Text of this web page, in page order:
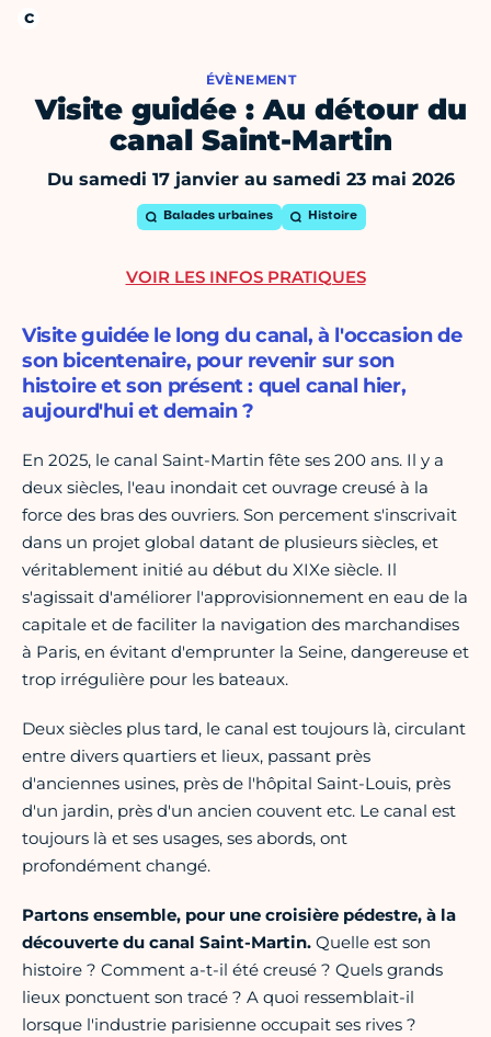
ÉVÈNEMENT
Visite guidée : Au détour du
canal Saint-Martin
Du samedi 17 janvier au samedi 23 mai 2026
Balades urbaines Histoire
Visite guidée le long du canal, à l'occasion de
son bicentenaire, pour revenir sur son
histoire et son présent : quel canal hier,
aujourd'hui et demain ?
En 2025, le canal Saint-Martin fête ses 200 ans. Il y a
deux siècles, l'eau inondait cet ouvrage creusé à la
force des bras des ouvriers. Son percement s'inscrivait
dans un projet global datant de plusieurs siècles, et
véritablement initié au début du XIXe siècle. Il
s'agissait d'améliorer l'approvisionnement en eau de la
capitale et de faciliter la navigation des marchandises
à Paris, en évitant d'emprunter la Seine, dangereuse et
trop irrégulière pour les bateaux.
Deux siècles plus tard, le canal est toujours là, circulant
entre divers quartiers et lieux, passant près
d'anciennes usines, près de l'hôpital Saint-Louis, près
d'un jardin, près d'un ancien couvent etc. Le canal est
toujours là et ses usages, ses abords, ont
profondément changé.
Partons ensemble, pour une croisière pédestre, à la
découverte du canal Saint-Martin. Quelle est son
histoire ? Comment a-t-il été creusé ? Quels grands
lieux ponctuent son tracé ? A quoi ressemblait-il
lorsque l'industrie parisienne occupait ses rives ?
VOIR LES INFOS PRATIQUES